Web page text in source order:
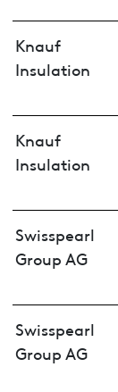
Knauf
Insulation
Knauf
Insulation
Swisspearl
Group AG
Swisspearl
Group AG